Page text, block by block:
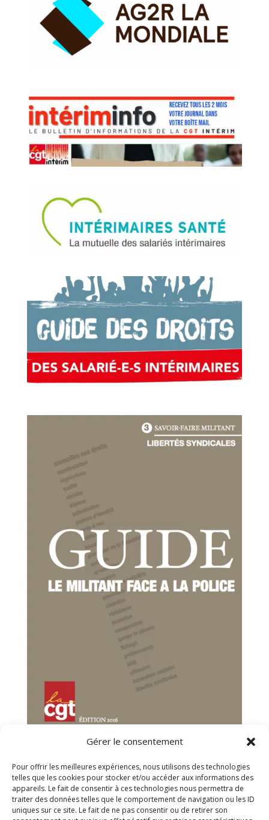
Gérer le consentement
Pour offrir les meilleures expériences, nous utilisons des technologies
telles que les cookies pour stocker et/ou accéder aux informations des
appareils. Le fait de consentir à ces technologies nous permettra de
traiter des données telles que le comportement de navigation ou les ID
uniques sur ce site. Le fait de ne pas consentir ou de retirer son